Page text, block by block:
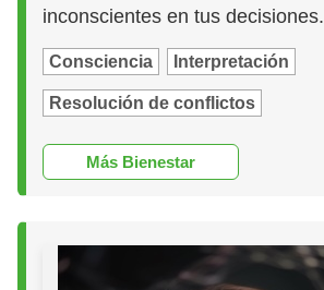
inconscientes en tus decisiones.
Consciencia Interpretación
Resolución de conflictos
Más Bienestar